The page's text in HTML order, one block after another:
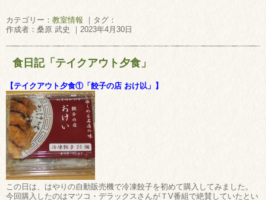
カテゴリー： 教室情報 ｜タグ：
作成者：桑原 武史 ｜2023年4月30日
食日記「テイクアウト夕食」
【テイクアウト夕食①「餃子の店 おけ以」】
この日は、はやりの自動販売機で冷凍餃子を初めて購入してみました。
今回購入したのはマツコ・デラックスさんがＴV番組で絶賛していたとい